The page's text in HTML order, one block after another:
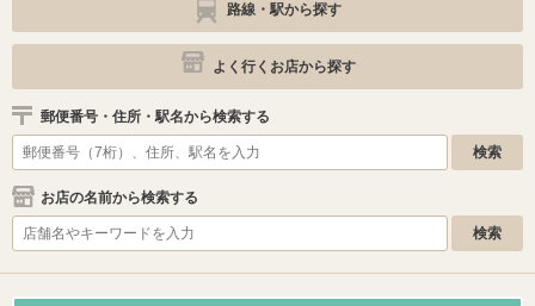
路線・駅から探す
よく行くお店から探す
郵便番号・住所・駅名から検索する
お店の名前から検索する